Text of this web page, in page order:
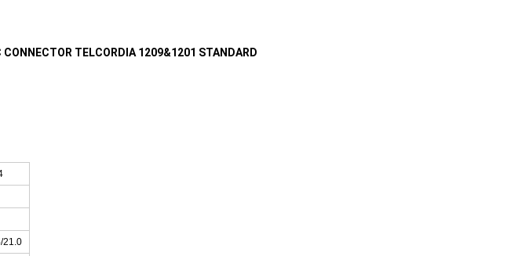
TELCORDIA 1209&1201 STANDARD
21.0